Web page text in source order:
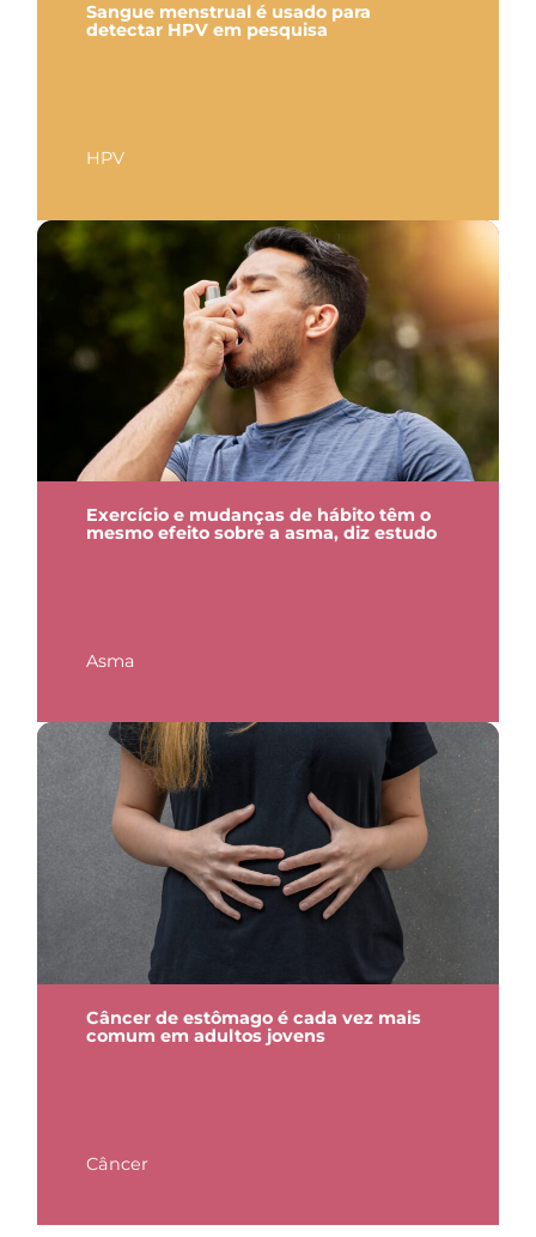
Sangue menstrual é usado para
detectar HPV em pesquisa
HPV
Exercício e mudanças de hábito têm o
mesmo efeito sobre a asma, diz estudo
Asma
Câncer de estômago é cada vez mais
comum em adultos jovens
Câncer